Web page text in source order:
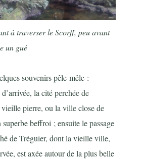
à traverser le Scorff, peu avant
un gué
souvenirs pêle-mêle :
la cité perchée de
pierre, ou la ville close de
superbe beffroi ; ensuite le passage
de Tréguier, dont la vieille ville,
est axée autour de la plus belle